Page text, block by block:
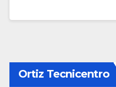
Ortiz Tecnicentro